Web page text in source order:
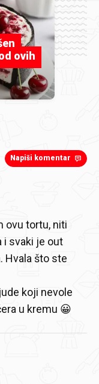
ovih
Napiši komentar
ovu tortu, niti
i svaki je out
Hvala što ste
koji nevole
u kremu 😀